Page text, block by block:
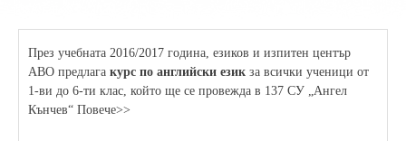
През учебната 2016/2017 година, езиков и изпитен център
АВО предлага курс по английски език за всички ученици от
1-ви до 6-ти клас, който ще се провежда в 137 СУ „Ангел
Кънчев“ Повече>>